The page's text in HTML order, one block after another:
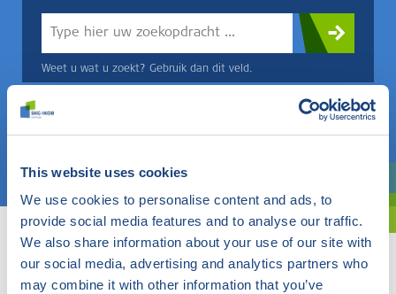
This website uses cookies
We use cookies to personalise content and ads, to
provide social media features and to analyse our traffic.
We also share information about your use of our site with
our social media, advertising and analytics partners who
may combine it with other information that you’ve
Weet u wat u zoekt? Gebruik dan dit veld.
Bent u oriënterend? Gebruik dan onze filter.